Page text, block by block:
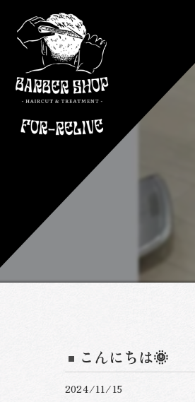
こんにちは🌞
2024/11/15